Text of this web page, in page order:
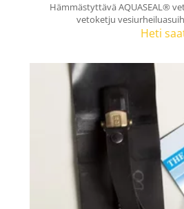
Hämmästyttävä AQUASEAL®
vetoketju
Heti